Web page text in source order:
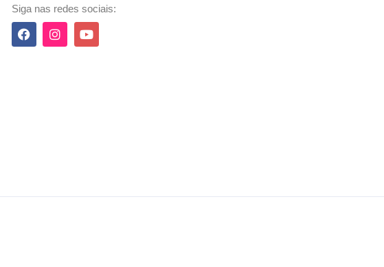
Siga nas redes sociais: